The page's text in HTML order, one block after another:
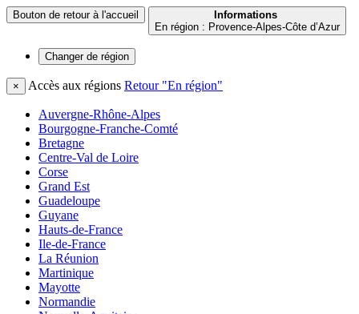
Bouton de retour à l'accueil
Informations
En région : Provence-Alpes-Côte d’Azur
Changer de région
× Accès aux régions Retour "En région"
Auvergne-Rhône-Alpes
Bourgogne-Franche-Comté
Bretagne
Centre-Val de Loire
Corse
Grand Est
Guadeloupe
Guyane
Hauts-de-France
Ile-de-France
La Réunion
Martinique
Mayotte
Normandie